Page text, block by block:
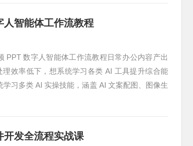
智能体工作流教程
PPT 数字人智能体工作流教程日常办公内容产出
效率低下，想系统学习各类 AI 工具提升综合能
习多类 AI 实操技能，涵盖 AI 文案配图、图像生
发全流程实战课